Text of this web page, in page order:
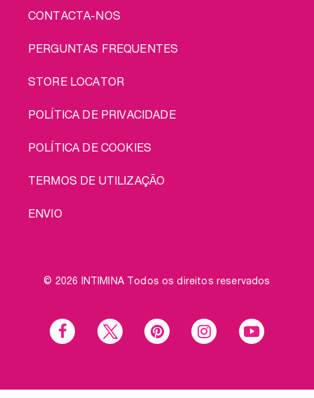
CONTACTA-NOS
PERGUNTAS FREQUENTES
STORE LOCATOR
POLÍTICA DE PRIVACIDADE
POLÍTICA DE COOKIES
TERMOS DE UTILIZAÇÃO
ENVIO
© 2026 INTIMINA Todos os direitos reservados